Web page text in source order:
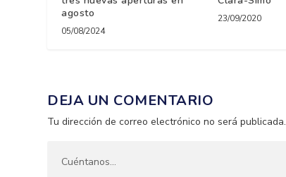
agosto
05/08/2024
23/09/2020
DEJA UN COMENTARIO
Tu dirección de correo electrónico no será publicada.